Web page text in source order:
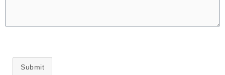
Submit